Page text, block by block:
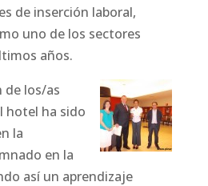
de inserción laboral,
uno de los sectores
años.
de los/as
hotel ha sido
la
en la
así un aprendizaje